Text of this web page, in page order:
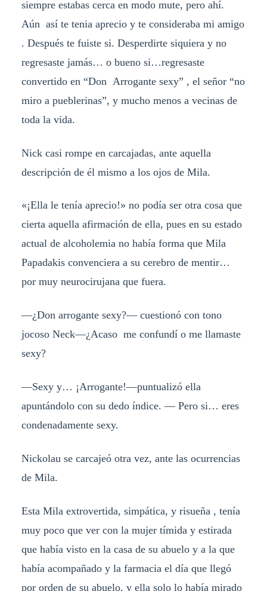
siempre estabas cerca en modo mute, pero ahí.
Aún así te tenia aprecio y te consideraba mi amigo
. Después te fuiste si. Desperdirte siquiera y no
regresaste jamás… o bueno si…regresaste
convertido en “Don Arrogante sexy” , el señor “no
miro a pueblerinas”, y mucho menos a vecinas de
toda la vida.
Nick casi rompe en carcajadas, ante aquella
descripción de él mismo a los ojos de Mila.
«¡Ella le tenía aprecio!» no podía ser otra cosa que
cierta aquella afirmación de ella, pues en su estado
actual de alcoholemia no había forma que Mila
Papadakis convenciera a su cerebro de mentir…
por muy neurocirujana que fuera.
—¿Don arrogante sexy?— cuestionó con tono
jocoso Neck—¿Acaso me confundí o me llamaste
sexy?
—Sexy y… ¡Arrogante!—puntualizó ella
apuntándolo con su dedo índice. — Pero si… eres
condenadamente sexy.
Nickolau se carcajeó otra vez, ante las ocurrencias
de Mila.
Esta Mila extrovertida, simpática, y risueña , tenía
muy poco que ver con la mujer tímida y estirada
que había visto en la casa de su abuelo y a la que
había acompañado y la farmacia el día que llegó
por orden de su abuelo, y ella solo lo había mirado